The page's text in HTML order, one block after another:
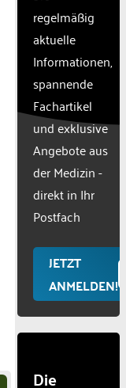
CMP
to add
content
to the
list of
used.
Powered
Consent
regelmäßig
aktuelle
Informationen,
spannende
Fachartikel
und exklusive
Angebote aus
der Medizin -
direkt in Ihr
Postfach
JETZT
ANMELDEN!
Die